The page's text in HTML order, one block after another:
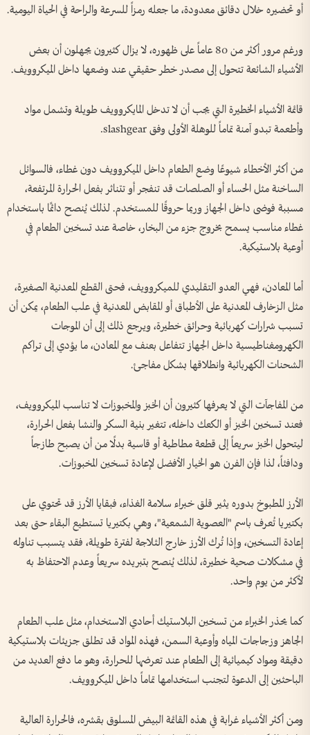
أو تحضيره خلال دقائق معدودة، ما جعله رمزاً للسرعة والراحة في الحياة اليومية.
ورغم مرور أكثر من 80 عاماً على ظهوره، لا يزال كثيرون يجهلون أن بعض
الأشياء الشائعة تتحول إلى مصدر خطر حقيقي عند وضعها داخل الميكروويف.
قائمة الأشياء الخطيرة التي يجب أن لا تدخل المايكروويف طويلة وتشمل مواد
وأطعمة تبدو آمنة تماماً للوهلة الأولى وفق slashgear.
من أكثر الأخطاء شيوعًا وضع الطعام داخل الميكروويف دون غطاء، فالسوائل
الساخنة مثل الحساء أو الصلصات قد تنفجر أو تتناثر بفعل الحرارة المرتفعة،
مسببة فوضى داخل الجهاز وربما حروقًا للمستخدم. لذلك يُنصح دائمًا باستخدام
غطاء مناسب يسمح بخروج جزء من البخار، خاصة عند تسخين الطعام في
أوعية بلاستيكية.
أما المعادن، فهي العدو التقليدي للميكروويف، فحتى القطع المعدنية الصغيرة،
مثل الزخارف المعدنية على الأطباق أو المقابض المعدنية في علب الطعام، يمكن أن
تسبب شرارات كهربائية وحرائق خطيرة، ويرجع ذلك إلى أن الموجات
الكهرومغناطيسية داخل الجهاز تتفاعل بعنف مع المعادن، ما يؤدي إلى تراكم
الشحنات الكهربائية وانطلاقها بشكل مفاجئ.
من المفاجآت التي لا يعرفها كثيرون أن الخبز والمخبوزات لا تناسب الميكروويف،
فعند تسخين الخبز أو الكعك داخله، تتغير بنية السكر والنشا بفعل الحرارة،
ليتحول الخبز سريعاً إلى قطعة مطاطية أو قاسية بدلًا من أن يصبح طازجاً
ودافئاً، لذا فإن الفرن هو الخيار الأفضل لإعادة تسخين المخبوزات.
الأرز المطبوخ بدوره يثير قلق خبراء سلامة الغذاء، فبقايا الأرز قد تحتوي على
بكتيريا تُعرف باسم "العصوية الشمعية"، وهي بكتيريا تستطيع البقاء حتى بعد
إعادة التسخين، وإذا تُرك الأرز خارج الثلاجة لفترة طويلة، فقد يتسبب تناوله
في مشكلات صحية خطيرة، لذلك يُنصح بتبريده سريعاً وعدم الاحتفاظ به
لأكثر من يوم واحد.
كما يحذر الخبراء من تسخين البلاستيك أحادي الاستخدام، مثل علب الطعام
الجاهز وزجاجات المياه وأوعية السمن، فهذه المواد قد تطلق جزيئات بلاستيكية
دقيقة ومواد كيميائية إلى الطعام عند تعرضها للحرارة، وهو ما دفع العديد من
الباحثين إلى الدعوة لتجنب استخدامها تماماً داخل الميكروويف.
ومن أكثر الأشياء غرابة في هذه القائمة البيض المسلوق بقشره، فالحرارة العالية